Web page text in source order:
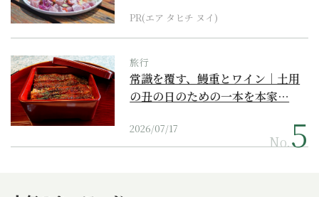
PR(エア タヒチ ヌイ)
旅行
常識を覆す、鰻重とワイン｜土用
の丑の日のための一本を本家…
2026/07/17
No.